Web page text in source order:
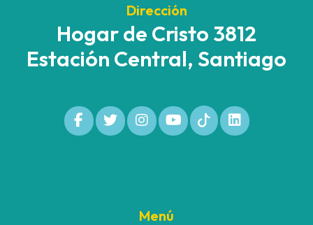
Dirección
Hogar de Cristo 3812
Estación Central, Santiago
Menú